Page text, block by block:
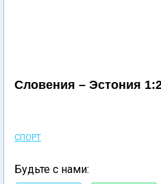
Словения – Эстония
СПОРТ
Будьте с нами: